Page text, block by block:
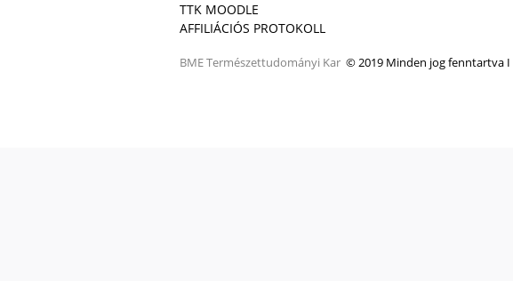
TTK MOODLE
AFFILIÁCIÓS PROTOKOLL
BMETermészettudományi Kar © 2019 Minden jog fenntartva I